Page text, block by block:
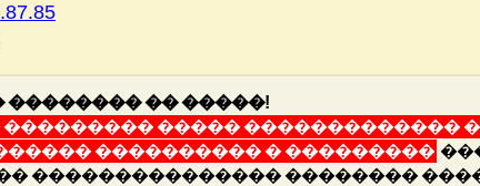
�������� �� �����!
����� �������������
���������� � ���������
��������������� ��������